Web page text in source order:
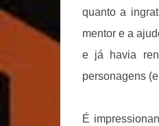
quanto a
mentor e a
e já havia
personagens
É